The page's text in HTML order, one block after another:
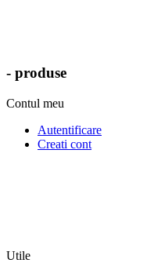
- produse
Contul meu
Autentificare
Creati cont
Utile